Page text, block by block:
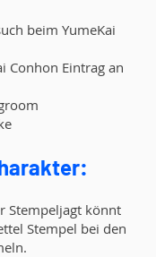
beim YumeKai
Conhon Eintrag an
Stempeljagt könnt
Stempel bei den